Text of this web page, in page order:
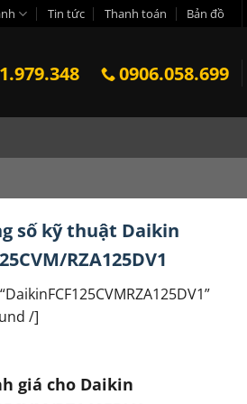
Tin tức Thanh toán Bản đồ
0906.058.699
số kỹ thuật Daikin
RZA125DV1
/]
giá cho Daikin